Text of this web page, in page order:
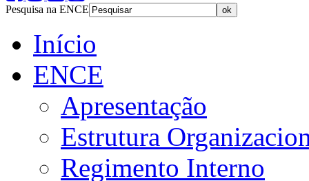
Pesquisa na ENCE
Início
ENCE
Apresentação
Estrutura
Regimento Interno